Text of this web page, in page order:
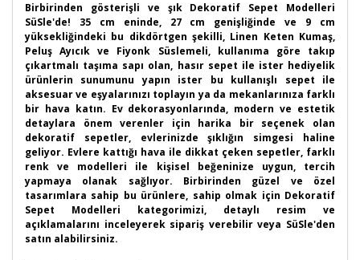
Birbirinden gösterişli ve şık Dekoratif Sepet Modelleri
SüSle'de! 35 cm eninde, 27 cm genişliğinde ve 9 cm
yüksekliğindeki bu dikdörtgen şekilli, Linen Keten Kumaş,
Peluş Ayıcık ve Fiyonk Süslemeli, kullanıma göre takıp
çıkartmalı taşıma sapı olan, hasır sepet ile ister hediyelik
ürünlerin sunumunu yapın ister bu kullanışlı sepet ile
aksesuar ve eşyalarınızı toplayın ya da mekanlarınıza farklı
bir hava katın. Ev dekorasyonlarında, modern ve estetik
detaylara önem verenler için harika bir seçenek olan
dekoratif sepetler, evlerinizde şıklığın simgesi haline
geliyor. Evlere kattığı hava ile dikkat çeken sepetler, farklı
renk ve modelleri ile kişisel beğeninize uygun, tercih
yapmaya olanak sağlıyor. Birbirinden güzel ve özel
tasarımlara sahip bu ürünlere, sahip olmak için Dekoratif
Sepet Modelleri kategorimizi, detaylı resim ve
açıklamalarını inceleyerek sipariş verebilir veya SüSle'den
satın alabilirsiniz.